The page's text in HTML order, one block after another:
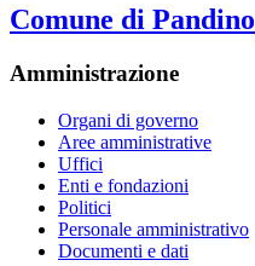
Comune di Pandino
Amministrazione
Organi di governo
Aree amministrative
Uffici
Enti e fondazioni
Politici
Personale amministrativo
Documenti e dati